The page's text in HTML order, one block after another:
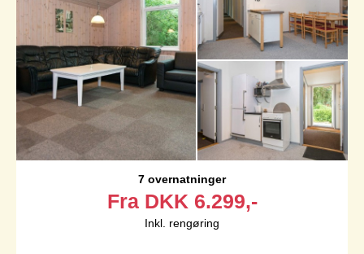
7 overnatninger
Fra DKK 6.299,-
Inkl. rengøring